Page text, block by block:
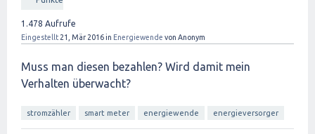
1.478 Aufrufe
Eingestellt 21, Mär 2016in Energiewende von Anonym
Muss man diesen bezahlen? Wird damit mein
Verhalten überwacht?
stromzähler smart meter energiewende energieversorger